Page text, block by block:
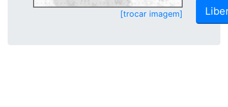
[trocar imagem]